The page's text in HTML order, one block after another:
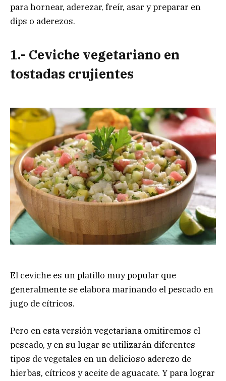
para hornear, aderezar, freír, asar y preparar en
dips o aderezos.
1.- Ceviche vegetariano en
tostadas crujientes
El ceviche es un platillo muy popular que
generalmente se elabora marinando el pescado en
jugo de cítricos.
Pero en esta versión vegetariana omitiremos el
pescado, y en su lugar se utilizarán diferentes
tipos de vegetales en un delicioso aderezo de
hierbas, cítricos y aceite de aguacate. Y para lograr